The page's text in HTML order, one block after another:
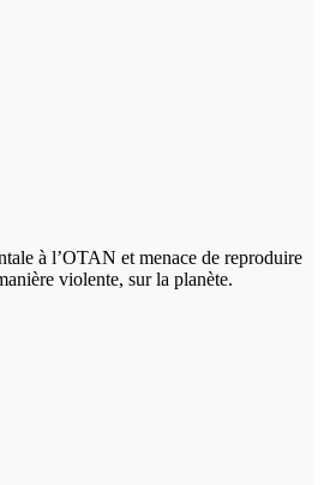
à l’OTAN et menace de reproduire
violente, sur la planète.